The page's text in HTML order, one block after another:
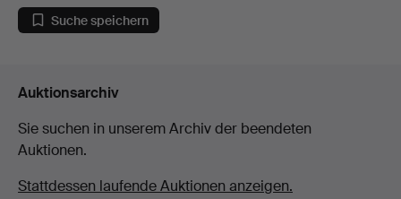
Suche speichern
Auktionsarchiv
Sie suchen in unserem Archiv der beendeten
Auktionen.
Stattdessen laufende Auktionen anzeigen.